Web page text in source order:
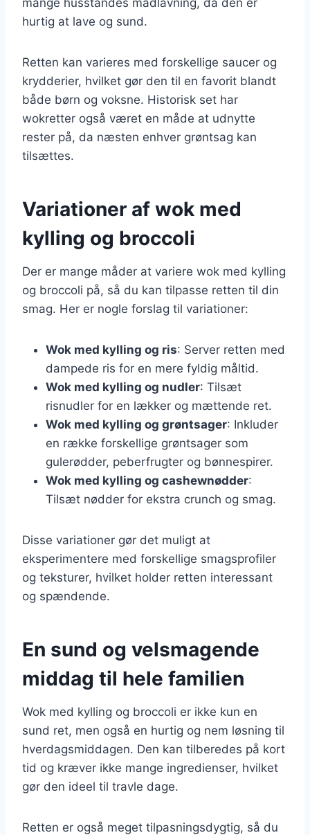
hurtig at lave og sund.
Retten kan varieres med forskellige saucer og
krydderier, hvilket gør den til en favorit blandt
både børn og voksne. Historisk set har
wokretter også været en måde at udnytte
rester på, da næsten enhver grøntsag kan
tilsættes.
Variationer af wok med
kylling og broccoli
Der er mange måder at variere wok med kylling
og broccoli på, så du kan tilpasse retten til din
smag. Her er nogle forslag til variationer:
Wok med kylling og ris: Server retten med
dampede ris for en mere fyldig måltid.
Wok med kylling og nudler: Tilsæt
risnudler for en lækker og mættende ret.
Wok med kylling og grøntsager: Inkluder
en række forskellige grøntsager som
gulerødder, peberfrugter og bønnespirer.
Wok med kylling og cashewnødder:
Tilsæt nødder for ekstra crunch og smag.
Disse variationer gør det muligt at
eksperimentere med forskellige smagsprofiler
og teksturer, hvilket holder retten interessant
og spændende.
En sund og velsmagende
middag til hele familien
Wok med kylling og broccoli er ikke kun en
sund ret, men også en hurtig og nem løsning til
hverdagsmiddagen. Den kan tilberedes på kort
tid og kræver ikke mange ingredienser, hvilket
gør den ideel til travle dage.
Retten er også meget tilpasningsdygtig, så du